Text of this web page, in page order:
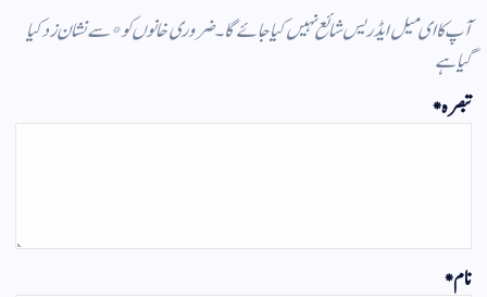
آپ کا ای میل ایڈریس شائع نہیں کیا جائے گا۔ضروری خانوں کو*سے نشان زد کیا
گیا ہے
تبصرہ*
نام*